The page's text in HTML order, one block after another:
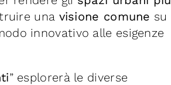
una visione comune su
innovativo alle esigenze
” esplorerà le diverse